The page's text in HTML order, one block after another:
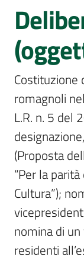
Argomenti
Per
i
media
Per
i
cittadini
Costituzione
romagnoli
L.R. n. 5 del
(Proposta
“Per la
Cultura”);
nomina di
residenti